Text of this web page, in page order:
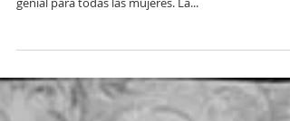
¡Hola a tod@s! Hoy quiero hablaros sobre la